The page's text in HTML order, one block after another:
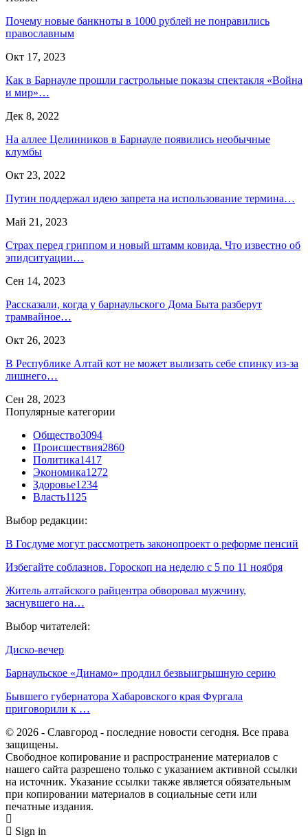
Почему новые банкноты в 1000 рублей не понравились
православным
Окт 17, 2023
Как в Барнауле прошли гастрольные показы спектакля «Война
и мир»…
Дек 8, 2022
На аллее Целинников в Барнауле появились необычные
клумбы
Окт 23, 2022
Путин поддержал идею запрета на использование термина…
Май 21, 2023
Страх перед гриппом и новый штамм ковида. Что известно об
эпидситуации…
Сен 14, 2023
Рассказали, когда у барнаульского Дома Быта разберут
трамвайное…
Окт 26, 2023
В Республике Алтай кот не может вылизать себе спинку из-за
лишнего…
Сен 28, 2023
Популярные категории
Общество3094
Происшествия2860
Политика1417
Экономика1272
Здоровье1234
Власть1125
Выбор редакции:
В Госдуме могут рассмотреть законопроект о реформе пенсий
Избегайте соблазнов. Гороскоп на неделю с 5 по 11 ноября
Житель алтайского райцентра обворовал мужчину,
заснувшего на…
Выбор читателей:
Диско-вечер
Барнаульское «Динамо» продлил безвыигрышную серию
Бывшего губернатора Хабаровского края Фургала
приговорили к …
© 2026 - Славгород - последние новости сегодня. Все права
защищены.
Свободное копирование и распространение материалов с
нашего сайта разрешено только с указанием активной ссылки
на источник. Указание ссылки также является обязательным
при копировании материалов в социальные сети или
печатные издания.
Sign in